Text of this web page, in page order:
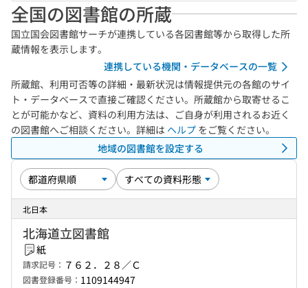
全国の図書館の所蔵
国立国会図書館サーチが連携している各図書館等から取得した所
蔵情報を表示します。
連携している機関・データベースの一覧
所蔵館、利用可否等の詳細・最新状況は情報提供元の各館のサイ
ト・データベースで直接ご確認ください。所蔵館から取寄せるこ
とが可能かなど、資料の利用方法は、ご自身が利用されるお近く
の図書館へご相談ください。詳細は ヘルプ をご覧ください。
地域の図書館を設定する
北日本
北海道立図書館
紙
請求記号： ７６２．２８／Ｃ
図書登録番号： 1109144947